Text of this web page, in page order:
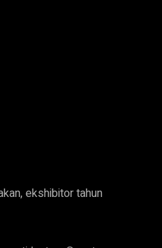
ekshibitor tahun